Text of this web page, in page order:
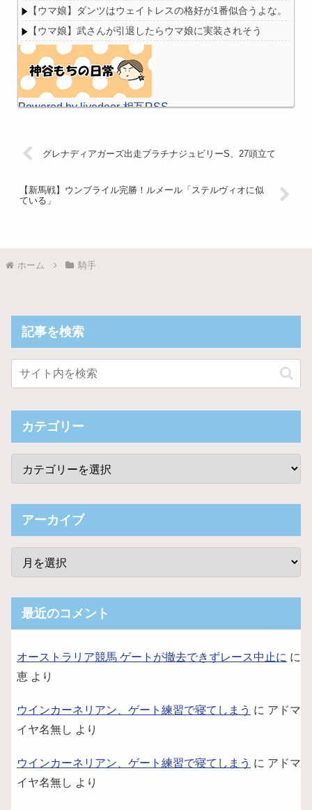
【ウマ娘】ダンツはウェイトレスの格好が1番似合うよな。
【ウマ娘】武さんが引退したらウマ娘に実装されそう
Powered by livedoor 相互RSS
グレナディアガーズ出走プラチナジュビリーS、27頭立て
【新馬戦】ウンブライル完勝！ルメール「ステルヴィオに似
ている」
ホーム 騎手
記事を検索
カテゴリー
アーカイブ
最近のコメント
オーストラリア競馬 ゲートが撤去できずレース中止に に
恵 より
ウインカーネリアン、ゲート練習で寝てしまう に アドマ
イヤ名無し より
ウインカーネリアン、ゲート練習で寝てしまう に アドマ
イヤ名無し より